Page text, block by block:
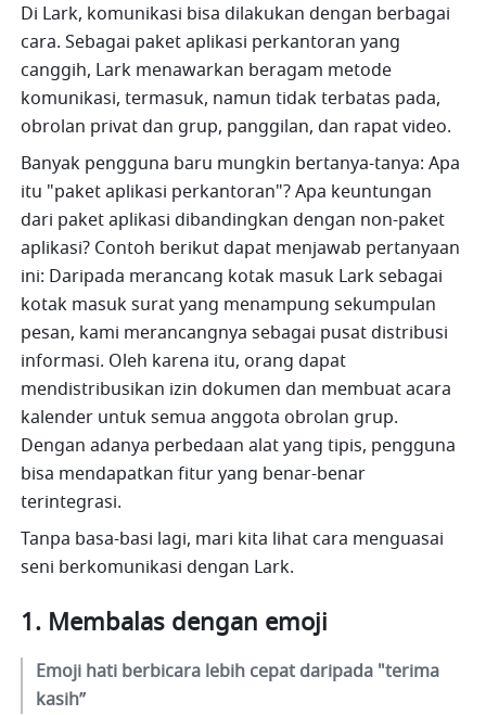
Di Lark, komunikasi bisa dilakukan dengan berbagai
cara. Sebagai paket aplikasi perkantoran yang
canggih, Lark menawarkan beragam metode
komunikasi, termasuk, namun tidak terbatas pada,
obrolan privat dan grup, panggilan, dan rapat video.
Banyak pengguna baru mungkin bertanya-tanya: Apa
itu "paket aplikasi perkantoran"? Apa keuntungan
dari paket aplikasi dibandingkan dengan non-paket
aplikasi? Contoh berikut dapat menjawab pertanyaan
ini: Daripada merancang kotak masuk Lark sebagai
kotak masuk surat yang menampung sekumpulan
pesan, kami merancangnya sebagai pusat distribusi
informasi. Oleh karena itu, orang dapat
mendistribusikan izin dokumen dan membuat acara
kalender untuk semua anggota obrolan grup.
Dengan adanya perbedaan alat yang tipis, pengguna
bisa mendapatkan fitur yang benar-benar
terintegrasi.
Tanpa basa-basi lagi, mari kita lihat cara menguasai
seni berkomunikasi dengan Lark.
Membalas dengan emoji
Emoji hati berbicara lebih cepat daripada "terima
kasih”